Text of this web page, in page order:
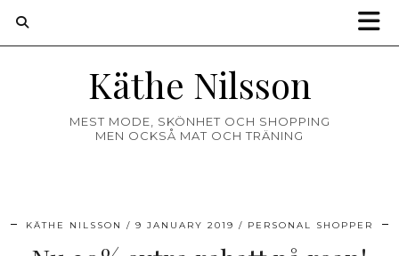
Käthe Nilsson
MEST MODE, SKÖNHET OCH SHOPPING
MEN OCKSÅ MAT OCH TRÄNING
KÄTHE NILSSON 9 JANUARY 2019 PERSONAL SHOPPER